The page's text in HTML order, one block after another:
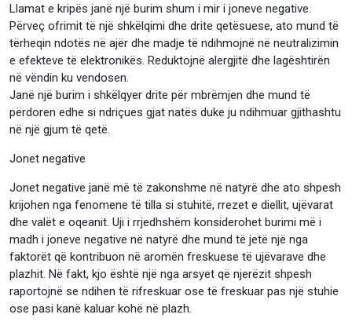
Llamat e kripës janë një burim shum i mir i joneve negative.
Përveç ofrimit të një shkëlqimi dhe drite qetësuese, ato mund të
tërheqin ndotës në ajër dhe madje të ndihmojnë në neutralizimin
e efekteve të elektronikës. Reduktojnë alergjitë dhe lagështirën
në vëndin ku vendosen.
Janë një burim i shkëlqyer drite për mbrëmjen dhe mund të
përdoren edhe si ndriçues gjat natës duke ju ndihmuar gjithashtu
në një gjum të qetë.
Jonet negative
Jonet negative janë më të zakonshme në natyrë dhe ato shpesh
krijohen nga fenomene të tilla si stuhitë, rrezet e diellit, ujëvarat
dhe valët e oqeanit. Uji i rrjedhshëm konsiderohet burimi më i
madh i joneve negative në natyrë dhe mund të jetë një nga
faktorët që kontribuon në aromën freskuese të ujëvarave dhe
plazhit. Në fakt, kjo është një nga arsyet që njerëzit shpesh
raportojnë se ndihen të rifreskuar ose të freskuar pas një stuhie
ose pasi kanë kaluar kohë në plazh.